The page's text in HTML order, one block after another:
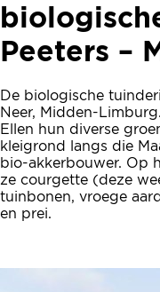
Peeters –
De biologische
Neer, Midden-
Ellen hun diverse
kleigrond langs die
bio-akkerbouwer. Op
ze courgette (deze
tuinbonen, vroege
en prei.